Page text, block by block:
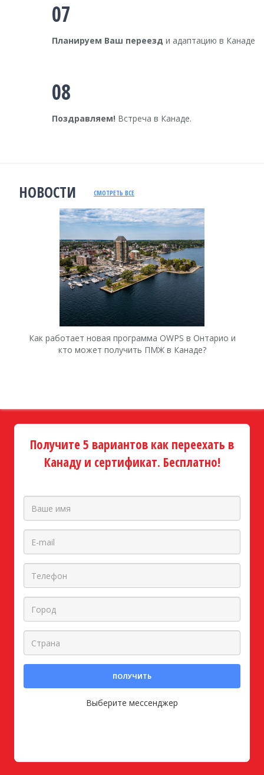
07
Планируем Ваш переезд и адаптацию в Канаде
08
Поздравляем! Встреча в Канаде.
НОВОСТИ СМОТРЕТЬ ВСЕ
Как работает новая программа OWPS в Онтарио и
кто может получить ПМЖ в Канаде?
Получите 5 вариантов как переехать в
Канаду и сертификат. Бесплатно!
ПОЛУЧИТЬ
Выберите мессенджер